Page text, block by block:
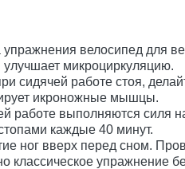
велосипед для
улучшает микроциркуляцию.
сидячей работе стоя,
икроножные мышцы.
работе выполняются силя
каждые 40 минут.
ног вверх перед сном.
классическое упражнение